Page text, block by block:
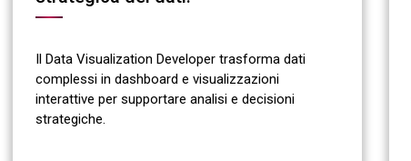
Il Data Visualization Developer trasforma dati
complessi in dashboard e visualizzazioni
interattive per supportare analisi e decisioni
strategiche.